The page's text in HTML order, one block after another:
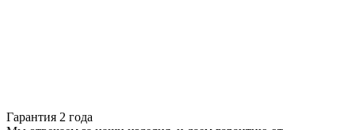
Гарантия 2 года